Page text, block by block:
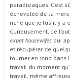
paradisiaques. C’est
échevelée de la
riche que je fus il y a
Curieusement, de
expat housewifes qui
et récupérer de
tourner en rond dans
travail du moment
travail, même